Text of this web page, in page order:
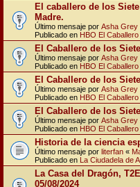
El caballero de los
Madre.
Último mensaje por Asha Grey
Publicado en HBO El
El Caballero de los
Último mensaje por Asha Grey
Publicado en HBO El
El Caballero de los
Último mensaje por Asha Grey
Publicado en HBO El
El Caballero de los
Último mensaje por Asha Grey
Publicado en HBO El
Historia de la ciencia
Último mensaje por literfan «
Publicado en La Ciudadela de
La Casa del Dragón,
05/08/2024